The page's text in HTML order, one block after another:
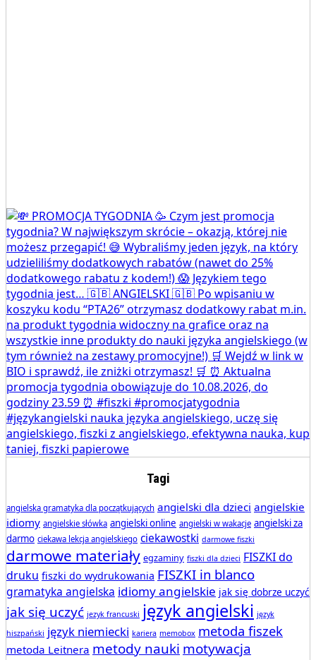
Tagi
angielska gramatyka dla początkujących angielski dla dzieci angielskie
idiomy angielskie słówka angielski online angielski w wakacje angielski za
darmo ciekawa lekcja angielskiego ciekawostki darmowe fiszki
darmowe materiały egzaminy fiszki dla dzieci FISZKI do
druku fiszki do wydrukowania FISZKI in blanco
gramatyka angielska idiomy angielskie jak się dobrze uczyć
jak się uczyć jezyk francuski język angielski język
hiszpański język niemiecki kariera memobox metoda fiszek
metoda Leitnera metody nauki motywacja